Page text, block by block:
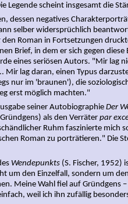
Legende scheint insgesamt die
negatives
selber widersprüchlich
den Roman in Fortsetzungen
Brief, in dem er sich gegen
eines seriösen Autors. "Mir lag
Mir lag daran, einen Typus
nur im 'braunen'), die
erst möglich machten."
seiner Autobiographie Der
als den Verräter par
Ruhm faszinierte mich
Roman zu porträtieren." Die
Wendepunkts (S. Fischer, 1952)
um den Einzelfall, sondern um
Meine Wahl fiel auf Gründgens
weil ich ihn zufällig